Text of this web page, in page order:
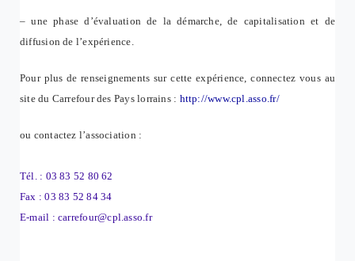
– une phase d’évaluation de la démarche, de capitalisation et de
diffusion de l’expérience.
Pour plus de renseignements sur cette expérience, connectez vous au
site du Carrefour des Pays lorrains : http://www.cpl.asso.fr/
ou contactez l’association :
Tél. : 03 83 52 80 62
Fax : 03 83 52 84 34
E-mail :carrefour@cpl.asso.fr